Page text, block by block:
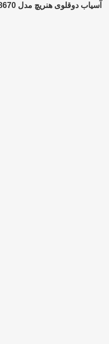
آسیاب دوقلوی هنریچ مدل HKW 8670